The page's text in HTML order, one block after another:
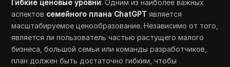
Гибкие ценовые уровни: Одним из наиболее важных
аспектов семейного плана ChatGPT является
масштабируемое ценообразование. Независимо от того,
является ли пользователь частью растущего малого
бизнеса, большой семьи или команды разработчиков,
план должен быть достаточно гибким, чтобы